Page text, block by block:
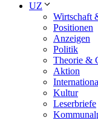
UZ
Wirtschaft
Positionen
Anzeigen
Politik
Theorie &
Aktion
Kultur
Leserbriefe